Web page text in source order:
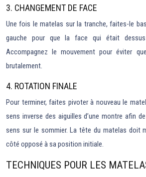
3. CHANGEMENT DE FACE
Une fois le matelas sur la tranche, faites-le
gauche pour que la face qui était
Accompagnez le mouvement pour éviter
brutalement.
4. ROTATION FINALE
Pour terminer, faites pivoter à nouveau le
sens inverse des aiguilles d’une montre afin
sens sur le sommier. La tête du matelas doit
côté opposé à sa position initiale.
TECHNIQUES POUR LES